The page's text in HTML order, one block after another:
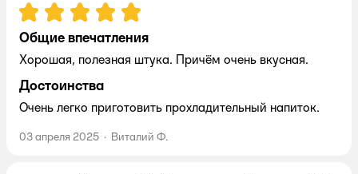
Рейтинг:5
Общие впечатления
Хорошая, полезная штука. Причём очень вкусная.
Достоинства
Очень легко приготовить прохладительный напиток.
03 апреля 2025 · Виталий Ф.